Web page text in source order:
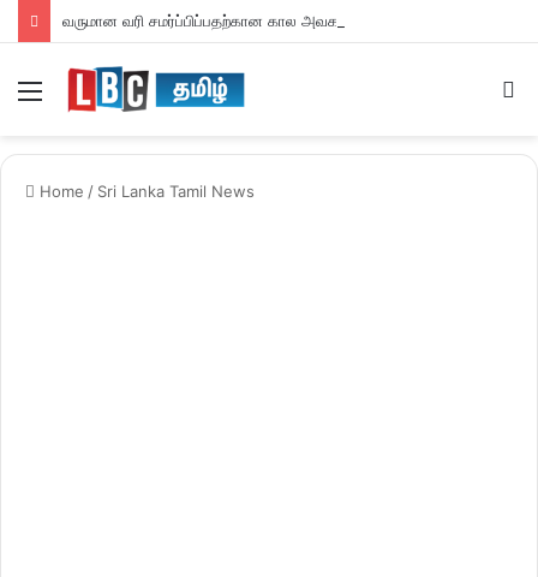
வருமான வரி சமர்ப்பிப்பதற்கான கால அவகாசம் நீடிப்பு
Home / Sri Lanka Tamil News